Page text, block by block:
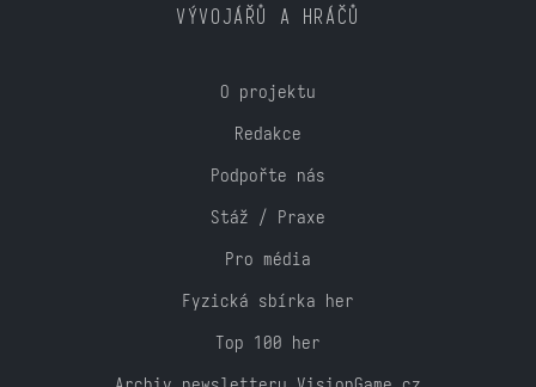
VÝVOJÁŘŮ A HRÁČŮ
O projektu
Redakce
Podpořte nás
Stáž / Praxe
Pro média
Fyzická sbírka her
Top 100 her